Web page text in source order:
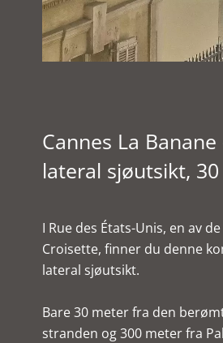
Cannes La
lateral sjøutsikt,
I Rue des États-Unis, en av
Croisette, finner du denne
lateral sjøutsikt.
Bare 30 meter fra den
stranden og 300 meter fra